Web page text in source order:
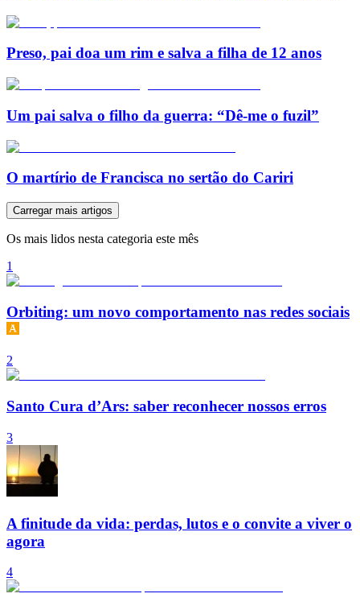
Preso, pai doa um rim e salva a filha de 12 anos
Um pai salva o filho da guerra: “Dê-me o fuzil”
O martírio de Francisca no sertão do Cariri
Carregar mais artigos
Os mais lidos nesta categoria este mês
1
Orbiting: um novo comportamento nas redes sociais
2
Santo Cura d’Ars: saber reconhecer nossos erros
3
A finitude da vida: perdas, lutos e o convite a viver o
agora
4